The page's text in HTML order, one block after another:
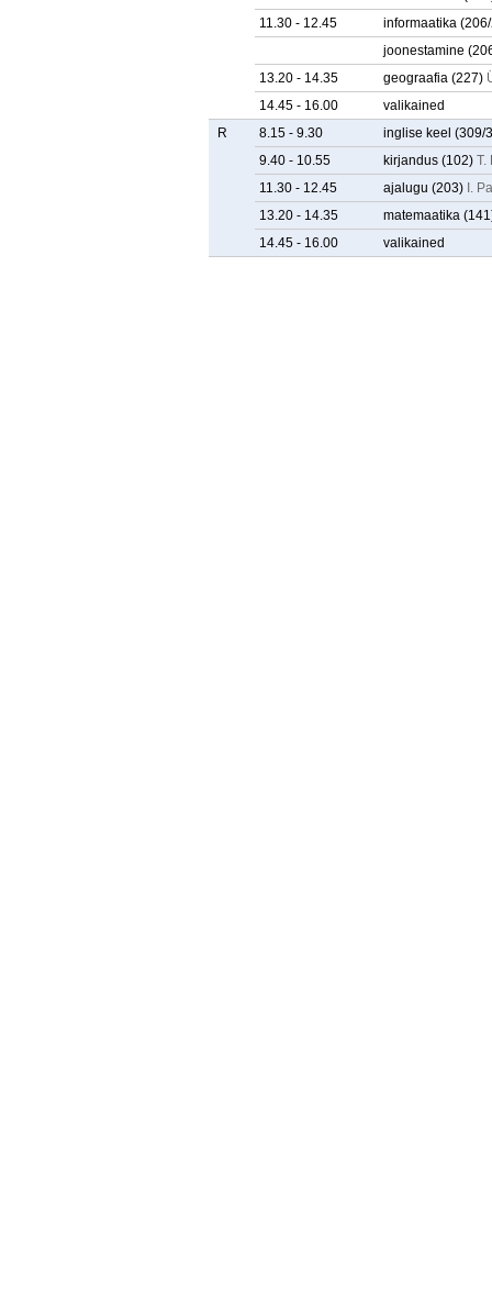
11.30 - 12.45
informaatika
joonestamine
13.20 - 14.35
geograafia (227)
14.45 - 16.00
valikained
R
8.15 - 9.30 inglise keel (309/
9.40 - 10.55
kirjandus (102) T.
11.30 - 12.45
ajalugu (203) I.
13.20 - 14.35
matemaatika
14.45 - 16.00
valikained